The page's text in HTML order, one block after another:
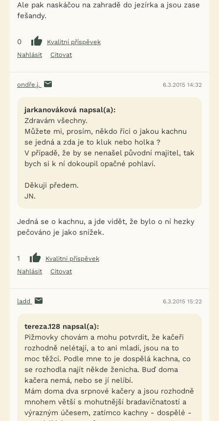
Ale pak naskáčou na zahradě do jezírka a jsou zase
fešandy.
0
Kvalitní příspěvek
Nahlásit
Citovat
ondře.j. 6.3.2015 14:32
jarkanováková napsal(a):
Zdravám všechny.
Můžete mi, prosím, někdo říci o jakou kachnu
se jedná a zda je to kluk nebo holka ?
V případě, že by se nenašel původní majitel, tak
bych si k ní dokoupil opačné pohlaví.
Děkuji předem.
JN.
Jedná se o kachnu, a jde vidět, že bylo o ní hezky
pečováno je jako snížek.
1
Kvalitní příspěvek
Nahlásit
Citovat
ladd 6.3.2015 15:22
tereza.128 napsal(a):
Pižmovky chovám a mohu potvrdit, že kačeři
rozhodně nelétají, a to ani mladí, jsou na to
moc těžcí. Podle mne to je dospělá kachna, co
se rozhodla najít někde ženicha. Buď doma
kačera nemá, nebo se jí nelíbí.
Mám doma dva srpnové kačery a jsou rozhodně
mnohem větší s mohutnější bradavičnatostí a
výrazným účesem, zatímco kachny - dospělé -